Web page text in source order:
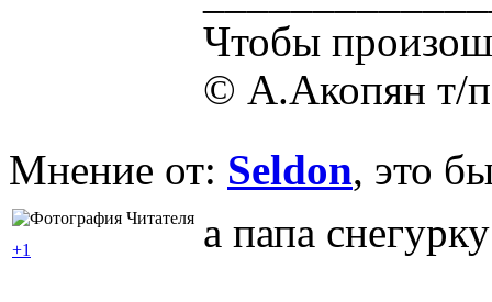
Чтобы
© А.Акопян т/
Мнение от: Seldon, это
+1 а папа